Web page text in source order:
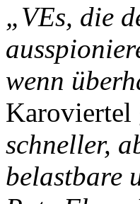
„VEs, die
wenn
Karoviertel
schneller,
belastbare